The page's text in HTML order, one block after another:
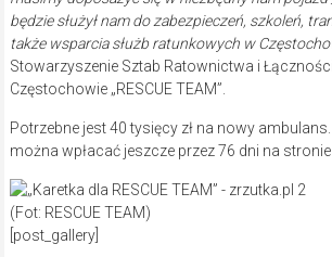
będzie służył nam do zabezpieczeń, szkoleń,
także wsparcia służb ratunkowych w
Stowarzyszenie Sztab Ratownictwa i
Częstochowie „RESCUE TEAM”.
Potrzebne jest 40 tysięcy zł na nowy
można wpłacać jeszcze przez 76 dni na stronie
(Fot: RESCUE TEAM)
[post_gallery]